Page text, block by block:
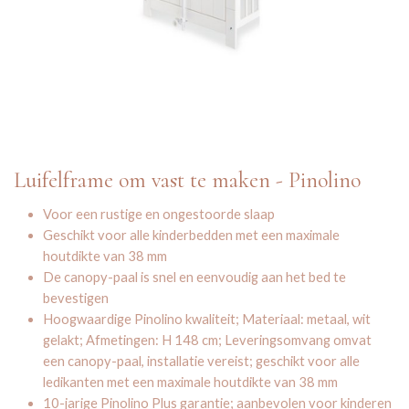
Luifelframe om vast te maken - Pinolino
Voor een rustige en ongestoorde slaap
Geschikt voor alle kinderbedden met een maximale
houtdikte van 38 mm
De canopy-paal is snel en eenvoudig aan het bed te
bevestigen
Hoogwaardige Pinolino kwaliteit; Materiaal: metaal, wit
gelakt; Afmetingen: H 148 cm; Leveringsomvang omvat
een canopy-paal, installatie vereist; geschikt voor alle
ledikanten met een maximale houtdikte van 38 mm
10-jarige Pinolino Plus garantie; aanbevolen voor kinderen